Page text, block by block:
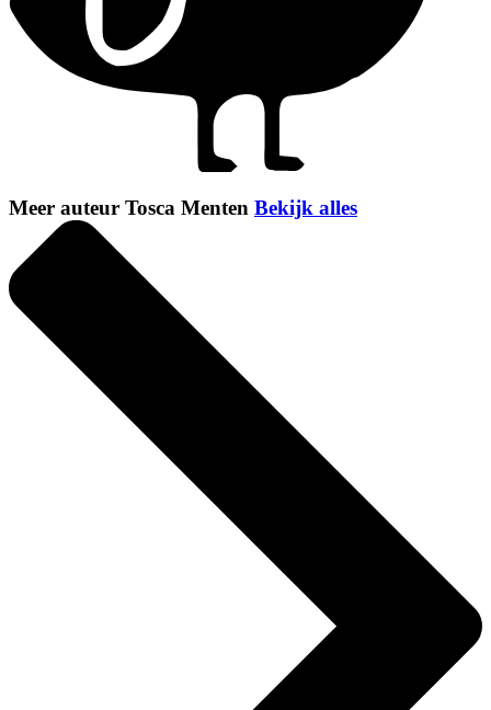
Meer auteur Tosca Menten Bekijk alles